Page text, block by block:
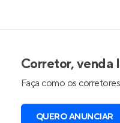
Corretor, venda
Faça como os
QUERO ANUNCIAR